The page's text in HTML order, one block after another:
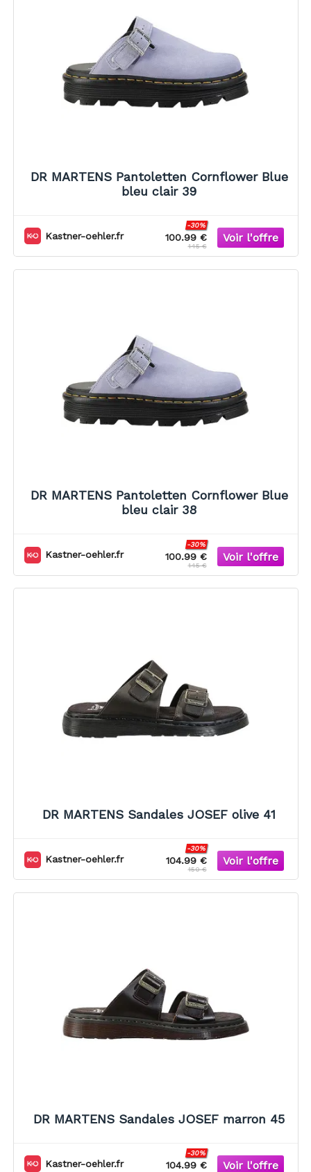
DR MARTENS Pantoletten Cornflower Blue
bleu clair 39
Kastner-oehler.fr 100.99 €
-30%
145 €
DR MARTENS Pantoletten Cornflower Blue
bleu clair 38
Kastner-oehler.fr 100.99 €
-30%
145 €
DR MARTENS Sandales JOSEF olive 41
Kastner-oehler.fr 104.99 €
-30%
150 €
DR MARTENS Sandales JOSEF marron 45
Kastner-oehler.fr 104.99 €
-30%